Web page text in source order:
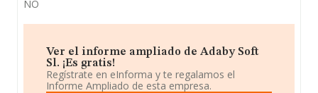
NO
Ver el informe ampliado de Adaby Soft
Sl. ¡Es gratis!
Regístrate en eInforma y te regalamos el
Informe Ampliado de esta empresa.